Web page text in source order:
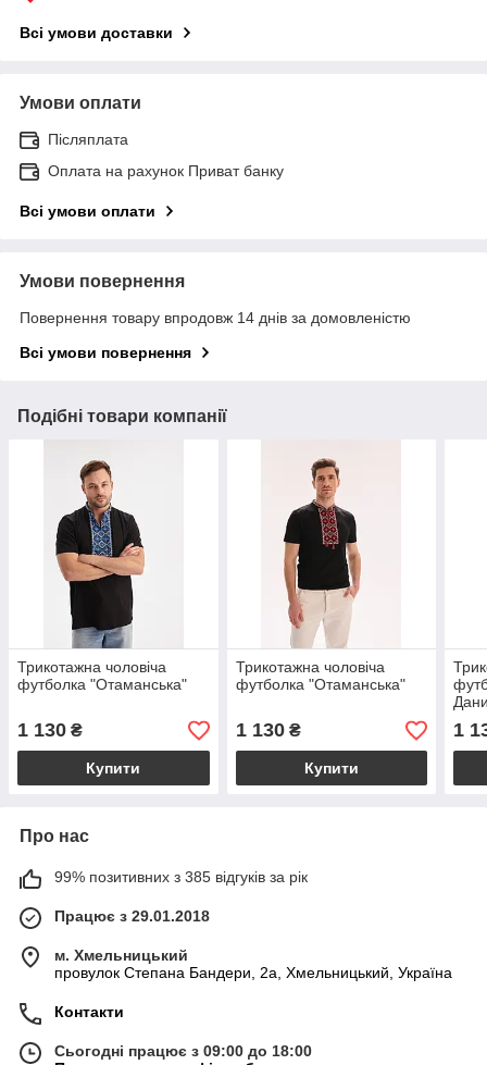
Всі умови доставки
Умови оплати
Післяплата
Оплата на рахунок Приват банку
Всі умови оплати
Умови повернення
Повернення товару впродовж 14 днів за домовленістю
Всі умови повернення
Подібні товари компанії
Трикотажна чоловіча
футболка "Отаманська"
1 130 ₴
Купити
Трикотажна чоловіча
футболка "Отаманська"
1 130₴
Купити
1
Про нас
99% позитивних з 385 відгуків за рік
Працює з 29.01.2018
м. Хмельницький
провулок Степана Бандери, 2a, Хмельницький, Україна
Контакти
Сьогодні працює з 09:00 до 18:00